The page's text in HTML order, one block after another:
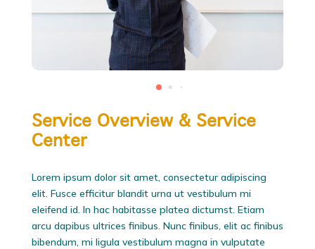
Service Overview & Service
Center
Lorem ipsum dolor sit amet, consectetur adipiscing
elit. Fusce efficitur blandit urna ut vestibulum mi
eleifend id. In hac habitasse platea dictumst. Etiam
arcu dapibus ultrices finibus. Nunc finibus, elit ac finibus
bibendum, mi ligula vestibulum magna in vulputate